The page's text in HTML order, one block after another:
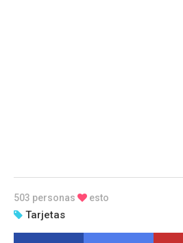
503 personas esto
Tarjetas